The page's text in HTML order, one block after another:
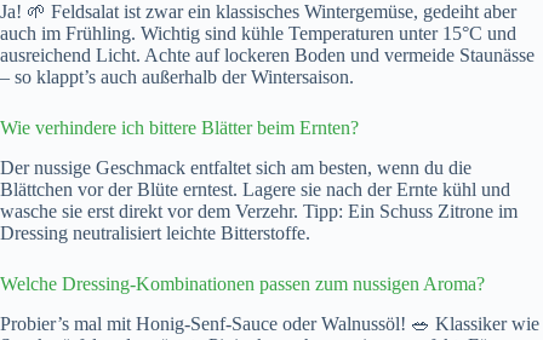
Ja! 🌱 Feldsalat ist zwar ein klassisches Wintergemüse, gedeiht aber
auch im Frühling. Wichtig sind kühle Temperaturen unter 15°C und
ausreichend Licht. Achte auf lockeren Boden und vermeide Staunässe
– so klappt’s auch außerhalb der Wintersaison.
Wie verhindere ich bittere Blätter beim Ernten?
Der nussige Geschmack entfaltet sich am besten, wenn du die
Blättchen vor der Blüte erntest. Lagere sie nach der Ernte kühl und
wasche sie erst direkt vor dem Verzehr. Tipp: Ein Schuss Zitrone im
Dressing neutralisiert leichte Bitterstoffe.
Welche Dressing-Kombinationen passen zum nussigen Aroma?
Probier’s mal mit Honig-Senf-Sauce oder Walnussöl! 🥗 Klassiker wie